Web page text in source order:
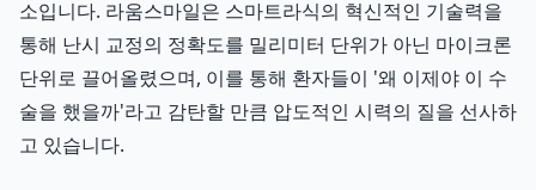
소입니다. 라움스마일은 스마트라식의 혁신적인 기술력을
통해 난시 교정의 정확도를 밀리미터 단위가 아닌 마이크론
단위로 끌어올렸으며, 이를 통해 환자들이 '왜 이제야 이 수
술을 했을까'라고 감탄할 만큼 압도적인 시력의 질을 선사하
고 있습니다.